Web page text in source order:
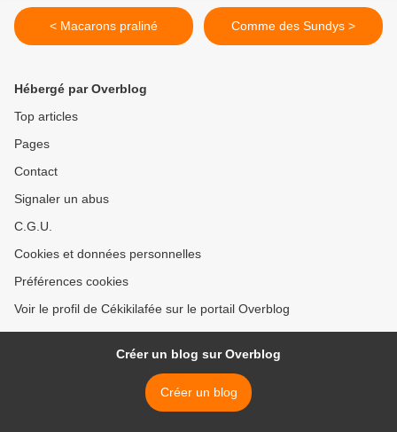
< Macarons praliné Comme des Sundys >
Hébergé par Overblog
Top articles
Pages
Contact
Signaler un abus
C.G.U.
Cookies et données personnelles
Préférences cookies
Voir le profil de Cékikilafée sur le portail Overblog
Créer un blog sur Overblog
Créer un blog